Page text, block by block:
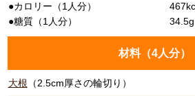
●カロリー（1人分）
●糖質（1人分）
34.5g
材料（4人分）
大根 （2.5cm厚さの輪切り）